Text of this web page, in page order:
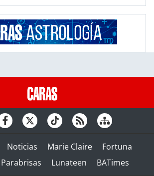
Noticias Marie Claire
Fortuna
Parabrisas Lunateen BATimes